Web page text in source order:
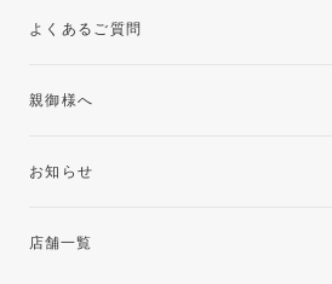
よくあるご質問
親御様へ
お知らせ
店舗一覧